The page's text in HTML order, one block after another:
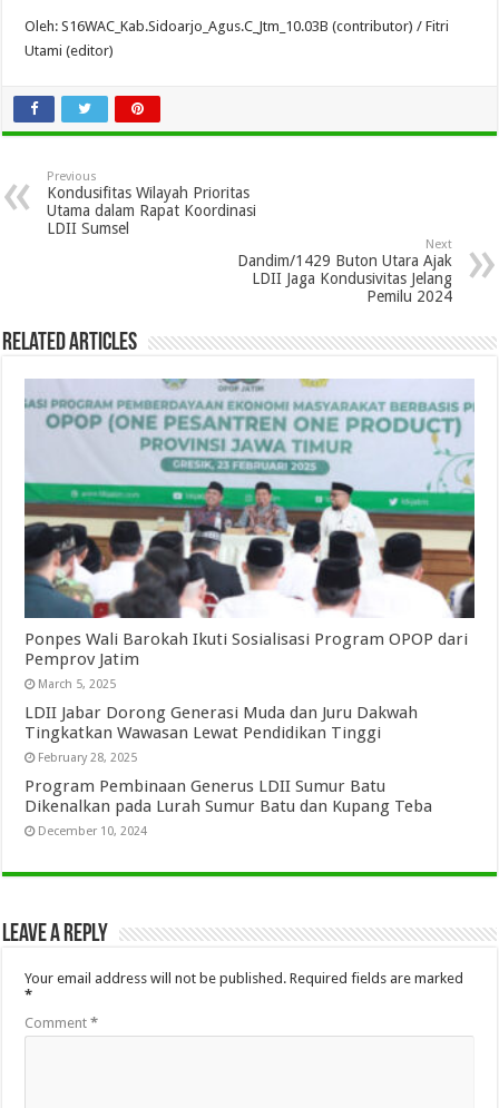
Oleh: S16WAC_Kab.Sidoarjo_Agus.C_Jtm_10.03B (contributor) / Fitri
Utami (editor)
Previous
Kondusifitas Wilayah Prioritas
Utama dalam Rapat Koordinasi
LDII Sumsel
Next
Dandim/1429 Buton Utara Ajak
LDII Jaga Kondusivitas Jelang
Pemilu 2024
Related Articles
Ponpes Wali Barokah Ikuti Sosialisasi Program OPOP dari
Pemprov Jatim
March 5, 2025
LDII Jabar Dorong Generasi Muda dan Juru Dakwah
Tingkatkan Wawasan Lewat Pendidikan Tinggi
February 28, 2025
Program Pembinaan Generus LDII Sumur Batu
Dikenalkan pada Lurah Sumur Batu dan Kupang Teba
December 10, 2024
Leave a Reply
Your email address will not be published. Required fields are marked
*
Comment*